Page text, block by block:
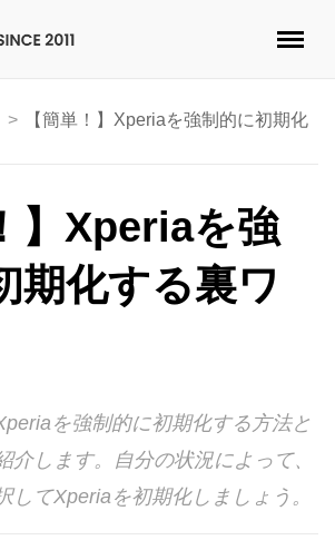
タ復元
【簡単！】Xperiaを強制的に初期化
】Xperiaを強
期化する裏ワ
を強制的に初期化する方法と
介します。自分の状況によって、
してXperiaを初期化しましょう。